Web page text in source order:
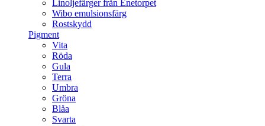
Linoljefärger från Enetorpet
Wibo emulsionsfärg
Rostskydd
Pigment
Vita
Röda
Gula
Terra
Umbra
Gröna
Blåa
Svarta